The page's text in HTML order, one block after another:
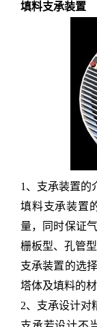
填料支承装置
1、支承装置的
填料支承装置
量，同时保证
栅板型、孔管
支承装置的选
塔体及填料的
2、支承设计对